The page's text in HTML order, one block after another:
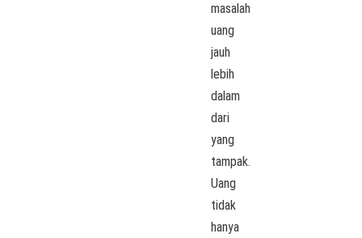
masalah
uang
jauh
lebih
dalam
dari
yang
tampak.
Uang
tidak
hanya